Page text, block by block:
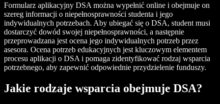
Formularz aplikacyjny DSA można wypełnić online i obejmuje on
szereg informacji o niepełnosprawności studenta i jego
indywidualnych potrzebach. Aby ubiegać się o DSA, student musi
dostarczyć dowód swojej niepełnosprawności, a następnie
przeprowadzana jest ocena jego indywidualnych potrzeb przez
asesora. Ocena potrzeb edukacyjnych jest kluczowym elementem
procesu aplikacji o DSA i pomaga zidentyfikować rodzaj wsparcia
potrzebnego, aby zapewnić odpowiednie przydzielenie funduszy.
Jakie rodzaje wsparcia obejmuje DSA?